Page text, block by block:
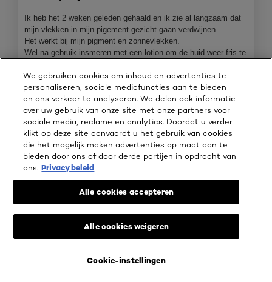
sterren.
Ik heb het 2 weken geleden gehaald en ik zie al langzaam dat
mijn vlekken in mijn pigement gezicht gaan verdwijnen.
Het werkt bij mijn pigment en zonnevlekken.
Wel na gebruik insmeren met een lotion om de huid weer fris te
Beveelt dit product aan ✔ Ja
Kwaliteit van product
Kwaliteit
van
product,
Behulpzaam?
Nee ·0 Melden
3Vilanza1 · 2 jaar geleden
Bij mij geen verschil
KOOP ONLINE BIJ
We gebruiken cookies om inhoud en advertenties te
personaliseren, sociale mediafuncties aan te bieden
en ons verkeer te analyseren. We delen ook informatie
over uw gebruik van onze site met onze partners voor
sociale media, reclame en analytics. Doordat u verder
klikt op deze site aanvaardt u het gebruik van cookies
die het mogelijk maken advertenties op maat aan te
bieden door ons of door derde partijen in opdracht van
ons. Privacy beleid
Cookie-instellingen
Alle cookies weigeren
Alle cookies accepteren